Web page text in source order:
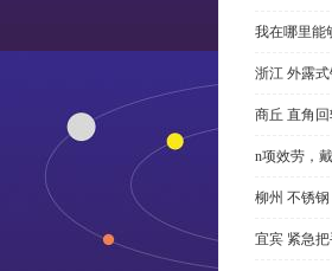
我在哪里能
浙江 外露
商丘 直角
n项效劳，
柳州 不锈
宜宾 紧急